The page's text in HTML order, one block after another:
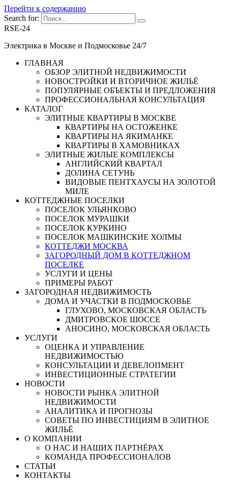
Перейти к содержанию
Search for:
RSE-24
Электрика в Москве и Подмосковье 24/7
ГЛАВНАЯ
ОБЗОР ЭЛИТНОЙ НЕДВИЖИМОСТИ
НОВОСТРОЙКИ И ВТОРИЧНОЕ ЖИЛЬЁ
ПОПУЛЯРНЫЕ ОБЪЕКТЫ И ПРЕДЛОЖЕНИЯ
ПРОФЕССИОНАЛЬНАЯ КОНСУЛЬТАЦИЯ
КАТАЛОГ
ЭЛИТНЫЕ КВАРТИРЫ В МОСКВЕ
КВАРТИРЫ НА ОСТОЖЕНКЕ
КВАРТИРЫ НА ЯКИМАНКЕ
КВАРТИРЫ В ХАМОВНИКАХ
ЭЛИТНЫЕ ЖИЛЫЕ КОМПЛЕКСЫ
АНГЛИЙСКИЙ КВАРТАЛ
ДОЛИНА СЕТУНЬ
ВИДОВЫЕ ПЕНТХАУСЫ НА ЗОЛОТОЙ
МИЛЕ
КОТТЕДЖНЫЕ ПОСЕЛКИ
ПОСЕЛОК УЛЬЯНКОВО
ПОСЕЛОК МУРАШКИ
ПОСЕЛОК КУРКИНО
ПОСЕЛОК МАШКИНСКИЕ ХОЛМЫ
КОТТЕДЖИ МОСКВА
ЗАГОРОДНЫЙ ДОМ В КОТТЕДЖНОМ
ПОСЕЛКЕ
УСЛУГИ И ЦЕНЫ
ПРИМЕРЫ РАБОТ
ЗАГОРОДНАЯ НЕДВИЖИМОСТЬ
ДОМА И УЧАСТКИ В ПОДМОСКОВЬЕ
ГЛУХОВО, МОСКОВСКАЯ ОБЛАСТЬ
ДМИТРОВСКОЕ ШОССЕ
АНОСИНО, МОСКОВСКАЯ ОБЛАСТЬ
УСЛУГИ
ОЦЕНКА И УПРАВЛЕНИЕ
НЕДВИЖИМОСТЬЮ
КОНСУЛЬТАЦИИ И ДЕВЕЛОПМЕНТ
ИНВЕСТИЦИОННЫЕ СТРАТЕГИИ
НОВОСТИ
НОВОСТИ РЫНКА ЭЛИТНОЙ
НЕДВИЖИМОСТИ
АНАЛИТИКА И ПРОГНОЗЫ
СОВЕТЫ ПО ИНВЕСТИЦИЯМ В ЭЛИТНОЕ
ЖИЛЬЁ
О КОМПАНИИ
О НАС И НАШИХ ПАРТНЁРАХ
КОМАНДА ПРОФЕССИОНАЛОВ
СТАТЬИ
КОНТАКТЫ